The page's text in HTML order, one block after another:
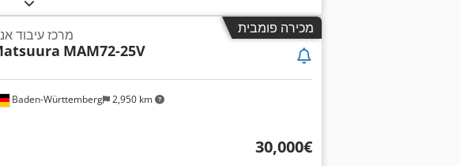
מכירה פומבית
Baden-Württemberg 2,950 km
מרכז עיבוד
MAM72-25V
‏30,000 ‏€